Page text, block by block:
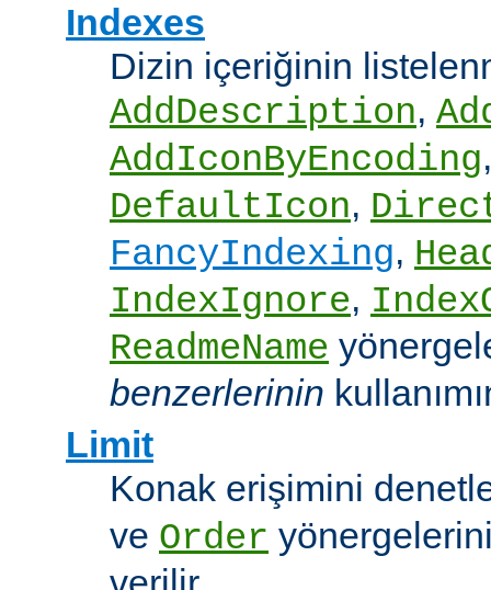
Indexes
Dizin içeriğinin
AddDescription,
AddIconByEncoding
DefaultIcon,
FancyIndexing,
IndexIgnore,
ReadmeName
benzerlerinin
Limit
Konak erişimini
ve Order